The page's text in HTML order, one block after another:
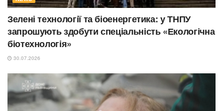
Зелені технології та біоенергетика: у ТНПУ
запрошують здобути спеціальність «Екологічна
біотехнологія»
30.07.2026